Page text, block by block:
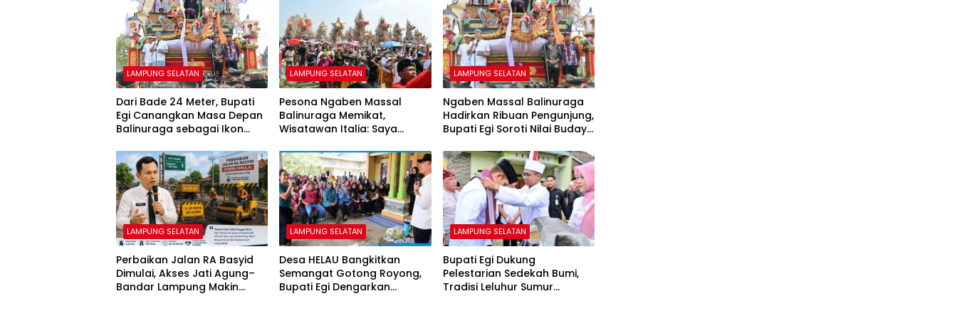
LAMPUNG SELATAN
Dari Bade 24 Meter, Bupati
Egi Canangkan Masa Depan
Balinuraga sebagai Ikon
LAMPUNG SELATAN
Pesona Ngaben Massal
Balinuraga Memikat,
Wisatawan Italia: Saya
Indonesia
LAMPUNG SELATAN
Ngaben Massal Balinuraga
Hadirkan Ribuan Pengunjung,
Bupati Egi Soroti Nilai Budaya
LAMPUNG SELATAN
Perbaikan Jalan RA Basyid
Dimulai, Akses Jati Agung–
Bandar Lampung Makin
LAMPUNG SELATAN
Desa HELAU Bangkitkan
Semangat Gotong Royong,
Bupati Egi Dengarkan
LAMPUNG SELATAN
Bupati Egi Dukung
Pelestarian Sedekah Bumi,
Tradisi Leluhur Sumur